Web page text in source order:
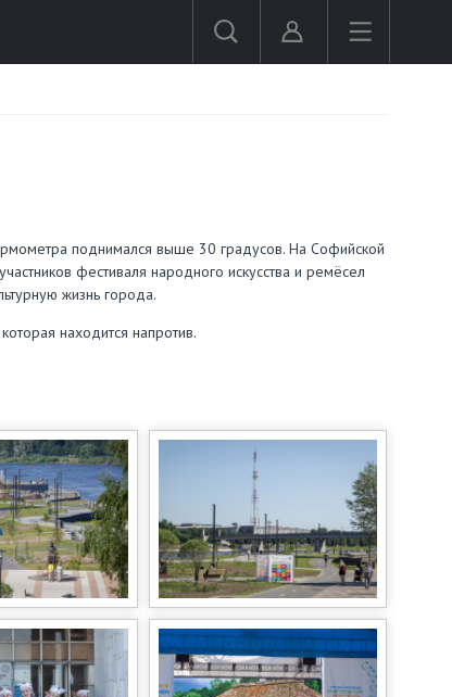
поднимался выше 30 градусов. На Софийской
фестиваля народного искусства и ремёсел
жизнь города.
находится напротив.